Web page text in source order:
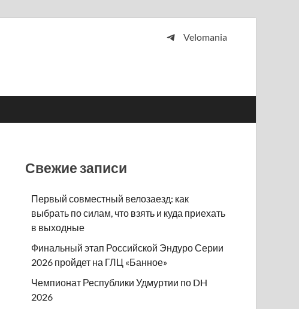
Velomania
Свежие записи
Первый совместный велозаезд: как
выбрать по силам, что взять и куда приехать
в выходные
Финальный этап Российской Эндуро Серии
2026 пройдет на ГЛЦ «Банное»
Чемпионат Республики Удмуртии по DH
2026